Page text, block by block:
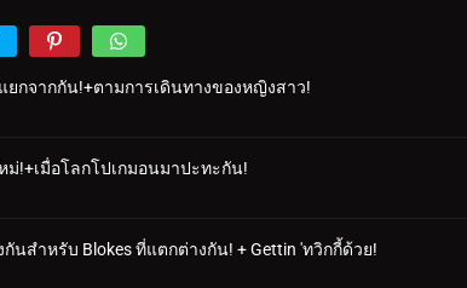
ยกจากกัน!+ตามการเดินทางของหญิงสาว!
!+เมื่อโลกโปเกมอนมาปะทะกัน!
นสำหรับ Blokes ที่แตกต่างกัน! + Gettin 'ทวิกกี้ด้วย!